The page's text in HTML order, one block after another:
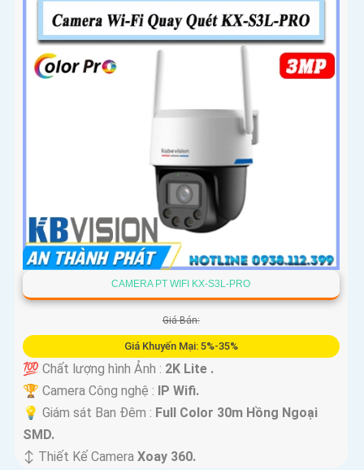
CAMERA PT WIFI KX-S3L-PRO
Giá Bán:
Giá Khuyến Mại: 5%-35%
💯 Chất lượng hình Ảnh : 2K Lite .
🏆 Camera Công nghệ : IP Wifi.
💡 Giám sát Ban Đêm : Full Color 30m Hồng Ngoại
SMD.
↕️ Thiết Kế Camera Xoay 360.